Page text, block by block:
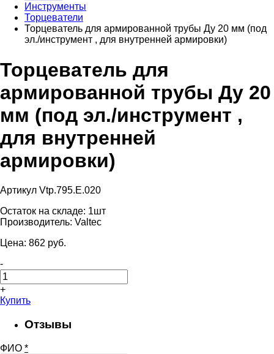
Инструменты
Торцеватели
Торцеватель для армированной трубы Ду 20 мм (под
эл./инструмент , для внутренней армировки)
Торцеватель для
армированной трубы Ду 20
мм (под эл./инструмент ,
для внутренней
армировки)
Артикул Vtp.795.E.020
Остаток на складе: 1шт
Производитель: Valtec
Цена: 862 pуб.
-
+
Купить
Отзывы
ФИО *